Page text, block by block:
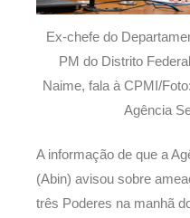
Ex-chefe do
PM do Distrito
Naime, fala à CPMI/
Agência
A informação de que a
(Abin) avisou sobre
três Poderes na manhã